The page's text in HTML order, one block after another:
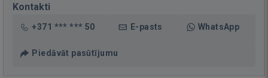
Kontakti
+371 *** *** 50 E-pasts WhatsApp
Piedāvāt pasūtījumu